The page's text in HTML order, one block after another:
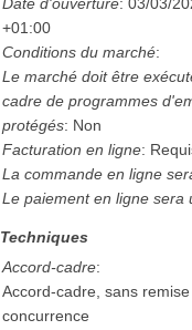
Date d'ouverture: 03/03/
+01:00
Conditions du marché:
Le marché doit être
cadre de programmes
protégés: Non
Facturation en ligne:
La commande en ligne
Le paiement en ligne sera
Techniques
Accord-cadre:
Accord-cadre, sans remise
concurrence